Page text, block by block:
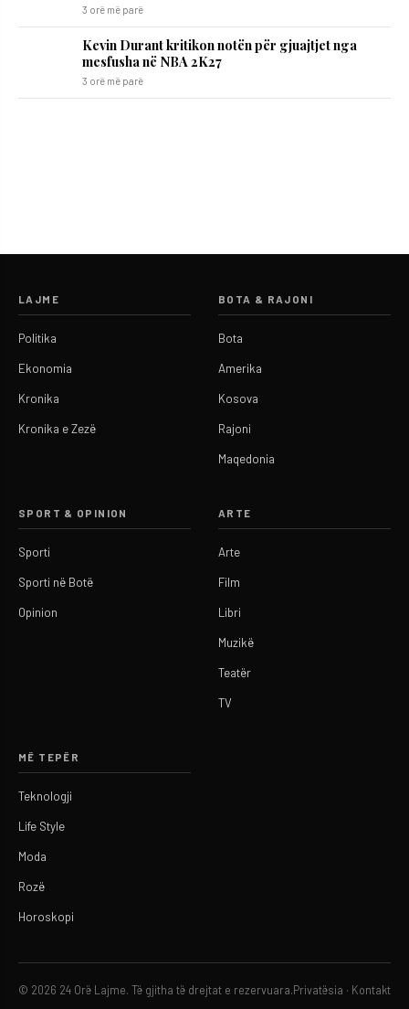
3 orë më parë
Kevin Durant kritikon notën për gjuajtjet nga
mesfusha në NBA 2K27
3 orë më parë
LAJME
Politika
Ekonomia
Kronika
Kronika e Zezë
BOTA & RAJONI
Bota
Amerika
Kosova
Rajoni
Maqedonia
SPORT & OPINION
Sporti
Sporti në Botë
Opinion
ARTE
Arte
Film
Libri
Muzikë
Teatër
TV
MË TEPËR
Teknologji
Life Style
Moda
Rozë
Horoskopi
© 2026 24 Orë Lajme. Të gjitha të drejtat e rezervuara. Privatësia · Kontakt